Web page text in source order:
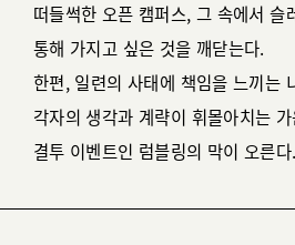
떠들썩한 오픈 캠퍼스, 그 속에서 슬
통해 가지고 싶은 것을 깨닫는다.
한편, 일련의 사태에 책임을 느끼는
각자의 생각과 계략이 휘몰아치는
결투 이벤트인 럼블링의 막이 오른다.